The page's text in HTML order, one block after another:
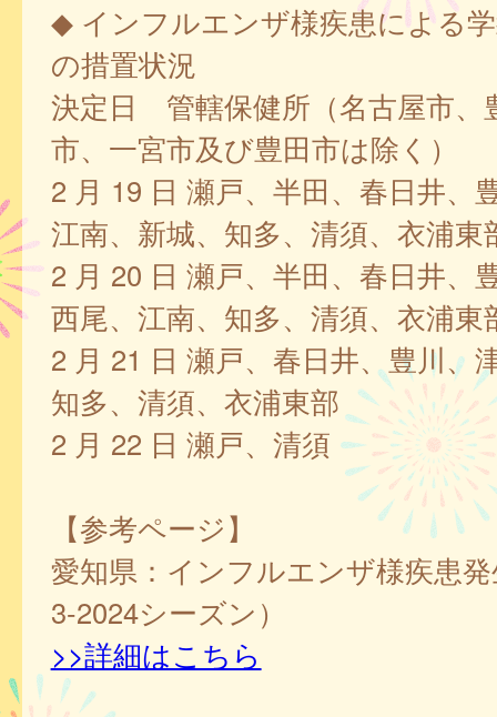
◆ インフルエンザ様疾患による
の措置状況
決定日 管轄保健所（名古屋市、
市、一宮市及び豊田市は除く）
2 月 19 日 瀬戸、半田、春日井、
江南、新城、知多、清須、衣浦東
2 月 20 日 瀬戸、半田、春日井、
西尾、江南、知多、清須、衣浦東
2 月 21 日 瀬戸、春日井、豊川、
知多、清須、衣浦東部
2 月 22 日 瀬戸、清須
【参考ページ】
愛知県：インフルエンザ様疾患
3-2024シーズン）
>>詳細はこちら